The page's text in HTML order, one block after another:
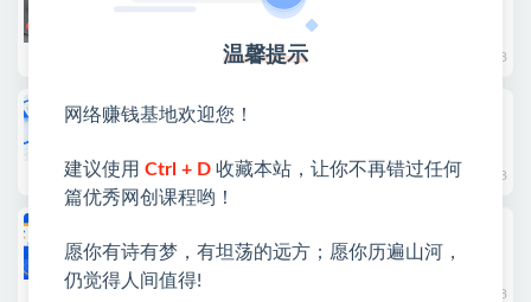
2026新媒体IP极简获客：15分钟手机快速成
片，拍摄剪辑搭配AI工具高效引流
2026-06-16 1.1K 8.8
福缘网教程
OpenClaw自动化实操课：从软件安装配置到
2026-06-15 609 8.8
全媒体爆款内容策划营：黄金3秒开头与标题
海报玩法，六大运营硬核技能高效变现
2026-06-14 8.8
温馨提示
网络赚钱基地欢迎您！
建议使用 Ctrl + D 收藏本站，让你不再错过任何
篇优秀网创课程哟！
愿你有诗有梦，有坦荡的远方；愿你历遍山河，
仍觉得人间值得!